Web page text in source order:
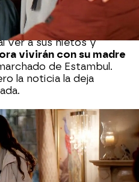
se quedan algo
padre, Karsu los lleva
cenar con ellos. La
ver a sus nietos y
vivirán con su madre
de Estambul.
la noticia la deja